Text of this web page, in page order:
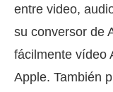
entre video,
su conversor de
fácilmente vídeo
Apple. También